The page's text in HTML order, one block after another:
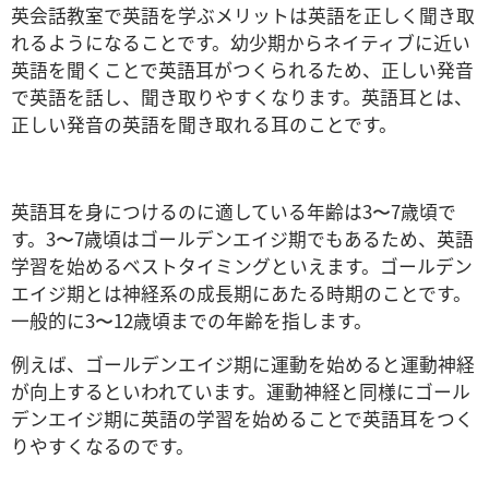
英会話教室で英語を学ぶメリットは英語を正しく聞き取
れるようになることです。幼少期からネイティブに近い
英語を聞くことで英語耳がつくられるため、正しい発音
で英語を話し、 聞き取りやすくなります。英語耳とは、
正しい発音の英語を聞き取れる耳のことです。
英語耳を身につけるのに適している年齢は3〜7歳頃で
す。3〜7歳頃はゴールデンエイジ期でもあるため、英語
学習を始めるベストタイミングといえます。ゴールデン
エイジ期とは神経系の成長期にあたる時期のことです。
一般的に3〜12歳頃までの年齢を指します。
例えば、ゴールデンエイジ期に運動を始めると運動神経
が向上するといわれています。運動神経と同様にゴール
デンエイジ期に英語の学習を始めることで英語耳をつく
りやすくなるのです。